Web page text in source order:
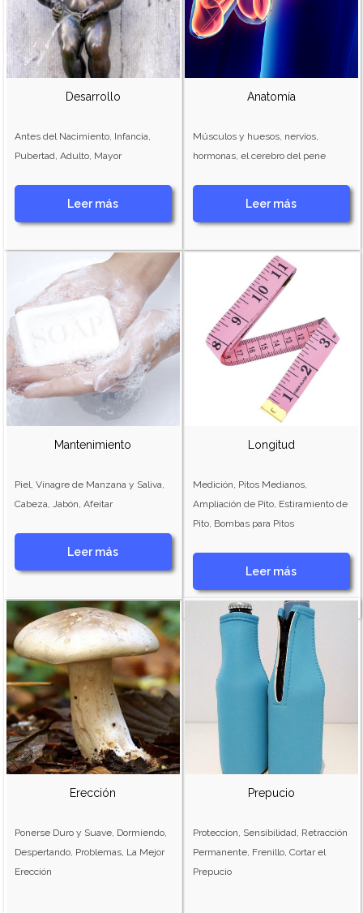
Desarrollo
Antes del Nacimiento, Infancia,
Pubertad, Adulto, Mayor
Leer más
Anatomía
Músculos y huesos, nervios,
hormonas, el cerebro del pene
Leer más
Mantenimiento
Piel, Vinagre de Manzana y Saliva,
Cabeza, Jabón, Afeitar
Leer más
Longitud
Medición, Pitos Medianos,
Ampliación de Pito, Estiramiento de
Pito, Bombas para Pitos
Leer más
Erección
Ponerse Duro y Suave, Dormiendo,
Despertando, Problemas, La Mejor
Erección
Prepucio
Proteccion, Sensibilidad, Retracción
Permanente, Frenillo, Cortar el
Prepucio